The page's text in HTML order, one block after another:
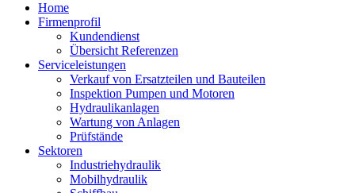
Home
Firmenprofil
Kundendienst
Übersicht Referenzen
Serviceleistungen
Verkauf von Ersatzteilen und Bauteilen
Inspektion Pumpen und Motoren
Hydraulikanlagen
Wartung von Anlagen
Prüfstände
Sektoren
Industriehydraulik
Mobilhydraulik